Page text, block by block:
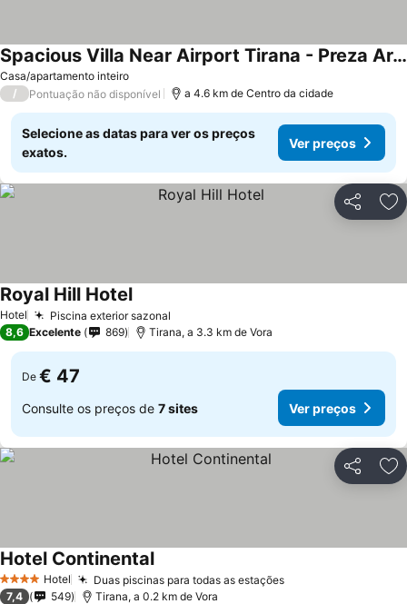
Casa/apartamento inteiro
Spacious Villa Near Airport Tirana - Preza Area
/ Pontuação não disponível a 4.6 km de Centro da cidade
Selecione as datas para ver os preços
exatos.
Ver preços
Partilhar
Hotel Piscina exterior sazonal
Royal Hill Hotel
8,6 Excelente 869 Tirana, a 3.3 km de Vora
De € 47
Consulte os preços de 7 sites Ver preços
Partilhar
4 EstrelasHotel Duas piscinas para todas as estações
Hotel Continental
7,4 549 Tirana, a 0.2 km de Vora